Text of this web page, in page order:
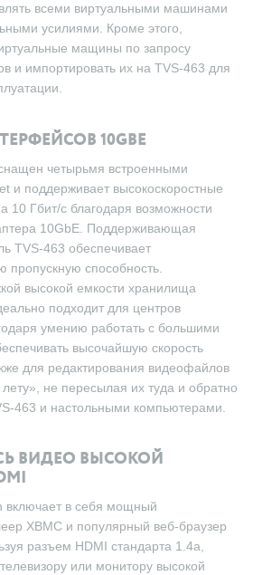
всеми виртуальными машинами
усилиями. Кроме этого,
мащины по запросу
и импортировать их на TVS-463 для
10GBE
четырьмя встроенными
и поддерживает высокоскоростные
10 Гбит/с благодаря возможности
10GbE. Поддерживающая
TVS-463 обеспечивает
пропускную способность.
высокой емкости хранилища
подходит для центров
умению работать с большими
высочайшую скорость
для редактирования видеофайлов
не пересылая их туда и обратно
463 и настольными компьютерами.
ВИДЕО ВЫСОКОЙ
включает в себя мощный
XBMC и популярный веб-браузер
разъем HDMI стандарта 1.4a,
или монитору высокой